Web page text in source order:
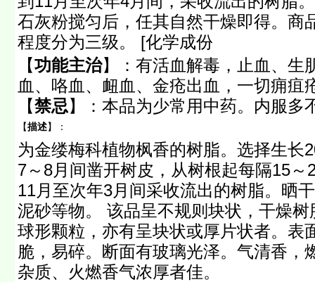
石灰粉搅匀后，任其自然干燥即得。商
程度分为三级。 [化学成份
【功能主治】： 有活血解毒，止血、生
血、咯血、衄血、金疮出血，一切痈疽
【禁忌】： 本品为少常用中药。内服多
【描述】：
为金缕梅科植物枫香的树脂。选择生长
7～8月间凿开树皮，从树根起每隔15
11月至次年3月间采收流出的树脂。晒
泥砂等物。 该品呈不规则块状，干燥
球形颗粒，亦有呈块状或厚片状者。表
脆，易碎。断面有玻璃光泽。气清香，
杂质、火燃香气浓厚者佳。